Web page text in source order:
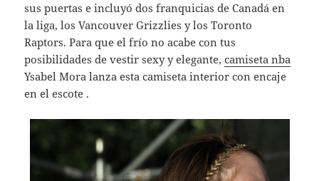
sus puertas e incluyó dos franquicias de Canadá en
la liga, los Vancouver Grizzlies y los Toronto
Raptors. Para que el frío no acabe con tus
posibilidades de vestir sexy y elegante,camiseta nba
Ysabel Mora lanza esta camiseta interior con encaje
en el escote .